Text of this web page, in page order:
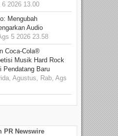
2026 13.00
Mengubah
Audio
5 2026 23.58
Coca-Cola®
Musik Hard Rock
Pendatang Baru
Agustus, Rab, Ags
PR Newswire